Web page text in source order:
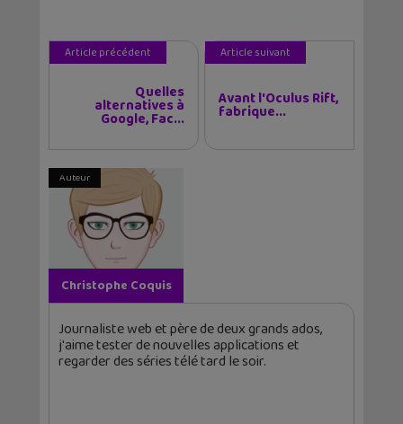
Article précédent
Quelles
alternatives à
Google, Fac...
Article suivant
Avant l'Oculus Rift,
fabrique...
Auteur
Christophe Coquis
Journaliste web et père de deux grands ados,
j'aime tester de nouvelles applications et
regarder des séries télé tard le soir.